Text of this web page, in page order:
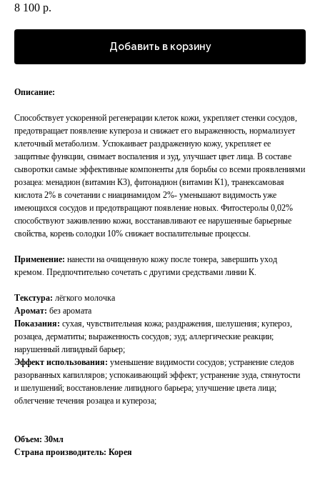
8 100 р.
Добавить в корзину
Описание:
Способствует ускоренной регенерации клеток кожи, укрепляет стенки сосудов,
предотвращает появление купероза и снижает его выраженность, нормализует
клеточный метаболизм. Успокаивает раздраженную кожу, укрепляет ее
защитные функции, снимает воспаления и зуд, улучшает цвет лица. В составе
сыворотки самые эффективные компоненты для борьбы со всеми проявлениями
розацеа: менадион (витамин К3), фитонадион (витамин К1), транексамовая
кислота 2% в сочетании с ниацинамидом 2%- уменьшают видимость уже
имеющихся сосудов и предотвращают появление новых. Фитостеролы 0,02%
способствуют заживлению кожи, восстанавливают ее нарушенные барьерные
свойства, корень солодки 10% снижает воспалительные процессы.
Применение: нанести на очищенную кожу после тонера, завершить уход
кремом. Предпочтительно сочетать с другими средствами линии К.
Текстура: лёгкого молочка
Аромат: без аромата
Показания: сухая, чувствительная кожа; раздражения, шелушения; купероз,
розацеа, дерматиты; выраженность сосудов; зуд; аллергические реакции;
нарушенный липидный барьер;
Эффект использования: уменьшение видимости сосудов; устранение следов
разорванных капилляров; успокаивающий эффект; устранение зуда, стянутости
и шелушений; восстановление липидного барьера; улучшение цвета лица;
облегчение течения розацеа и купероза;
Объем: 30мл
Страна производитель: Корея